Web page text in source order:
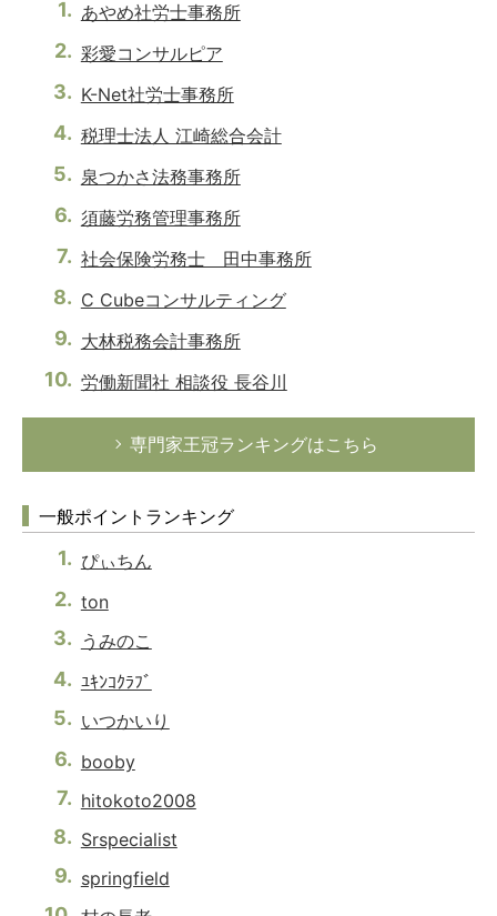
あやめ社労士事務所
彩愛コンサルピア
K-Net社労士事務所
税理士法人 江崎総合会計
泉つかさ法務事務所
須藤労務管理事務所
社会保険労務士 田中事務所
C Cubeコンサルティング
大林税務会計事務所
労働新聞社 相談役 長谷川
専門家王冠ランキングはこちら
一般ポイントランキング
ぴぃちん
ton
うみのこ
ﾕｷﾝｺｸﾗﾌﾞ
いつかいり
booby
hitokoto2008
Srspecialist
springfield